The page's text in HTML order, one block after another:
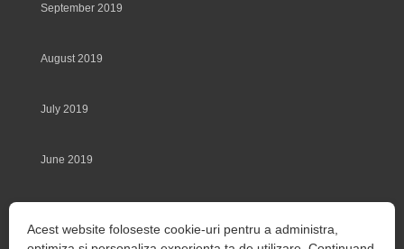
Acest website foloseste cookie-uri pentru a administra,
September 2019
August 2019
July 2019
June 2019